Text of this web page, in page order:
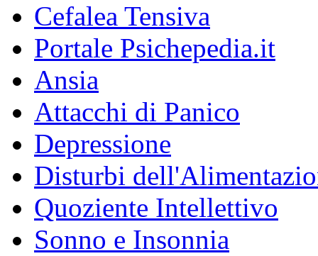
Cefalea Tensiva
Portale Psichepedia.it
Ansia
Attacchi di Panico
Depressione
Disturbi
Quoziente Intellettivo
Sonno e Insonnia